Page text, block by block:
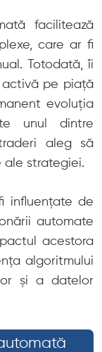
facilitează
care ar fi
Totodată, îi
activă pe piață
evoluția
unul dintre
aleg să
ale strategiei.
influențate de
automate
acestora
algoritmului
și a datelor